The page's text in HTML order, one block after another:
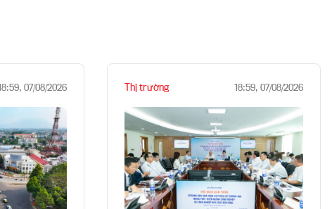
07/08/2026 Thị trường 18:59, 07/08/2026